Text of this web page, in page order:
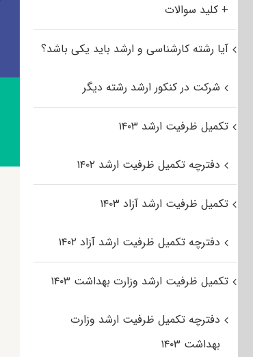
+ کلید سوالات
آیا رشته کارشناسی و ارشد باید یکی باشد؟
شرکت در کنکور ارشد رشته دیگر
تکمیل ظرفیت ارشد ۱۴۰۳
دفترچه تکمیل ظرفیت ارشد ۱۴۰۲
تکمیل ظرفیت ارشد آزاد ۱۴۰۳
دفترچه تکمیل ظرفیت ارشد آزاد ۱۴۰۲
تکمیل ظرفیت ارشد وزارت بهداشت ۱۴۰۳
دفترچه تکمیل ظرفیت ارشد وزارت
بهداشت ۱۴۰۳